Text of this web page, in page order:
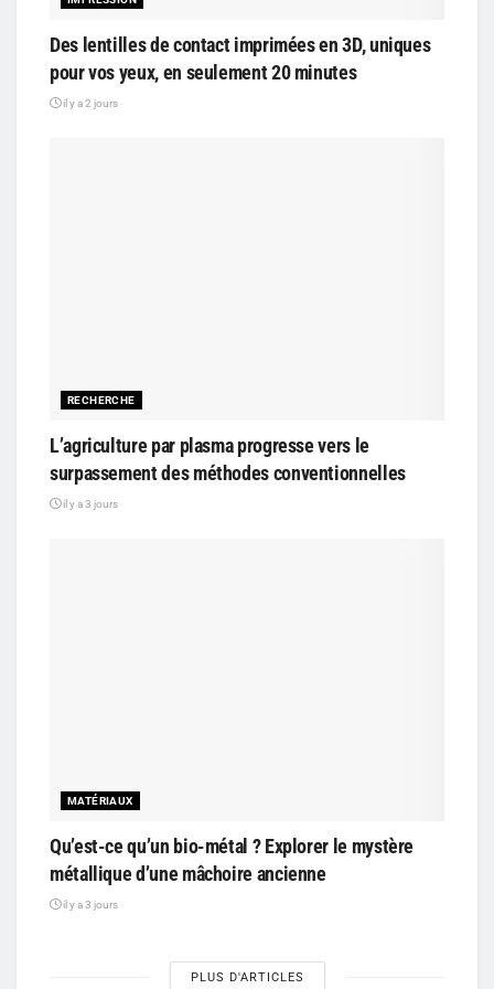
Des lentilles de contact imprimées en 3D, uniques
pour vos yeux, en seulement 20 minutes
il y a 2 jours
RECHERCHE
L’agriculture par plasma progresse vers le
surpassement des méthodes conventionnelles
il y a 3 jours
MATÉRIAUX
Qu’est-ce qu’un bio-métal ? Explorer le mystère
métallique d’une mâchoire ancienne
il y a 3 jours
PLUS D'ARTICLES